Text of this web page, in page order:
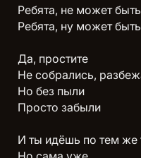
Ребята, не может быть
Ребята, ну может быть
Да, простите
Не собрались,
Но без пыли
Просто забыли
И ты идёшь по тем же